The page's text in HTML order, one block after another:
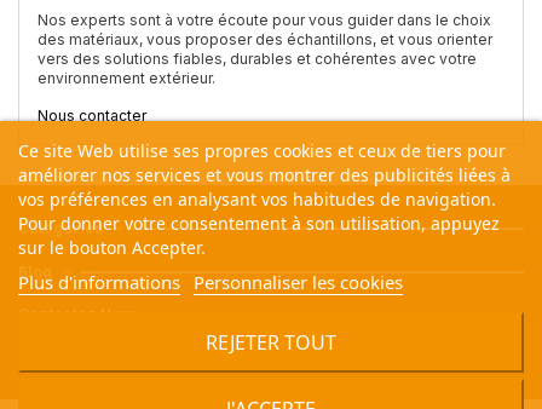
Nos experts sont à votre écoute pour vous guider dans le choix
des matériaux, vous proposer des échantillons, et vous orienter
vers des solutions fiables, durables et cohérentes avec votre
environnement extérieur.
Nous contacter
Catégories
Blog
Contactez Nous
Ce site Web utilise ses propres cookies et ceux de tiers pour
améliorer nos services et vous montrer des publicités liées à
vos préférences en analysant vos habitudes de navigation.
Pour donner votre consentement à son utilisation, appuyez
sur le bouton Accepter.
Plus d'informations Personnaliser les cookies
REJETER TOUT